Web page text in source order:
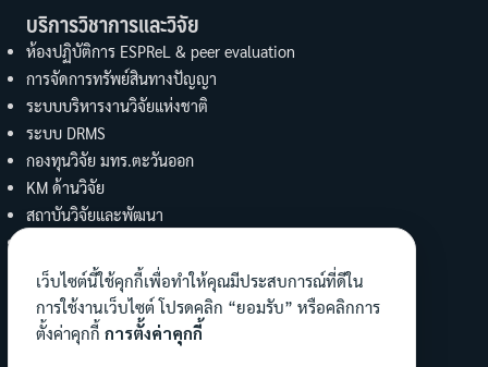
บริการวิชาการและวิจัย
ห้องปฏิบัติการ ESPReL & peer evaluation
การจัดการทรัพย์สินทางปัญญา
ระบบบริหารงานวิจัยแห่งชาติ
ระบบ DRMS
กองทุนวิจัย มทร.ตะวันออก
KM ด้านวิจัย
สถาบันวิจัยและพัฒนา
งานบริการวิชาการ คณะวิทย์ฯ
ทำนุบำรุงศิลปะและวัฒนธรรม
ข้อมูลงานทำนุฯ คณะ
เว็บไซต์นี้ใช้คุกกี้เพื่อทำให้คุณมีประสบการณ์ที่ดีใน
การใช้งานเว็บไซต์ โปรดคลิก “ยอมรับ” หรือคลิกการ
ตั้งค่าคุกกี้ การตั้งค่าคุกกี้